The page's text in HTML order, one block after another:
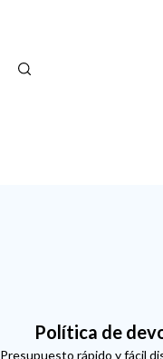
Política de
Presupuesto rápido y fácil